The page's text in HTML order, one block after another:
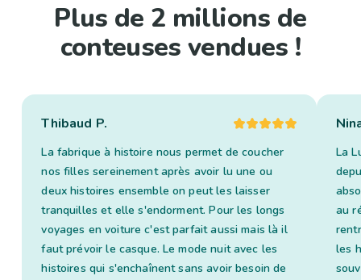
Plus de 2 millions de
conteuses vendues !
Thibaud P.
La fabrique à histoire nous permet de coucher
nos filles sereinement après avoir lu une ou
deux histoires ensemble on peut les laisser
tranquilles et elle s'endorment. Pour les longs
voyages en voiture c'est parfait aussi mais là il
faut prévoir le casque. Le mode nuit avec les
histoires qui s'enchaînent sans avoir besoin de
La
au
les